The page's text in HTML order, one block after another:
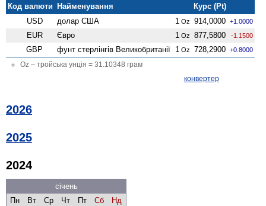
Код валюти Найменування
Курс (Pt)
USD
долар США 1 Oz 914,0000 +1.0000
EUR Євро 1 Oz 877,5800 -1.1500
GBP фунт стерлінгів Велико­британії 1 Oz 728,2900 +0.8000
Oz – тройська унція = 31.10348 грам
конвертер
2026
2025
2024
січень
Пн
Вт Ср Чт Пт Сб
Нд